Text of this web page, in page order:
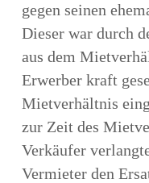
gegen seinen
Dieser war durch
aus dem
Erwerber kraft
Mietverhältnis
zur Zeit des
Verkäufer
Vermieter den